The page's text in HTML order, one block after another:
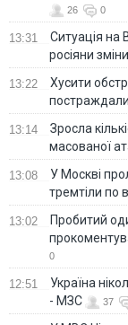
26 0
13:31
Ситуація на
росіяни
13:22
Хусити
13:14
Зросла
масованої
13:08
У Москві
тремтіли по
13:02
Пробитий
0
12:51
Україна
- МЗС
37